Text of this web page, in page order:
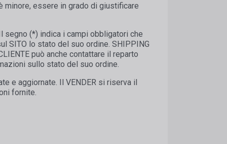
minore, essere in grado di giustificare
segno (*) indica i campi obbligatori che
SITO lo stato del suo ordine. SHIPPING
può anche contattare il reparto
sullo stato del suo ordine.
e aggiornate. Il VENDER si riserva il
fornite.